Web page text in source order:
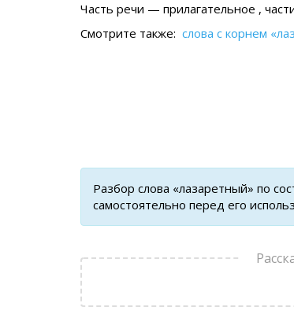
Часть речи — прилагательное ,
Смотрите также: слова с корнем
Разбор слова «лазаретный» по
самостоятельно перед его